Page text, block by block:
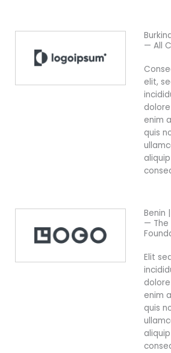
— All
elit,
enim
quis
Benin
— The
Elit
enim
quis